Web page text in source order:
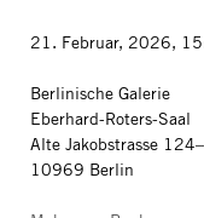
21. Februar, 2026,
Berlinische Galerie
Eberhard-Roters-Saal
Alte Jakobstrasse
10969 Berlin